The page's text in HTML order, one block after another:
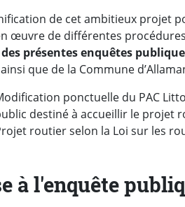
de cet ambitieux projet
œuvre de différentes
des présentes enquêtes
que de la Commune
ponctuelle du PAC
destiné à accueillir le projet
routier selon la Loi sur les
à l'enquête